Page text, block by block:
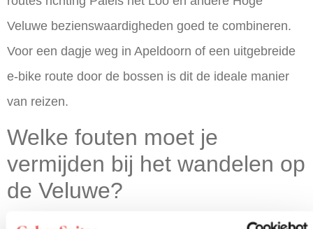
Veluwe bezienswaardigheden goed te combineren.
Voor een dagje weg in Apeldoorn of een uitgebreide
e-bike route door de bossen is dit de ideale manier
van reizen.
Welke fouten moet je
vermijden bij het wandelen op
de Veluwe?